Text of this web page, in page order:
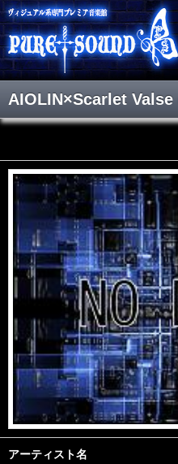
AIOLIN×Scarlet Valse
アーティスト名